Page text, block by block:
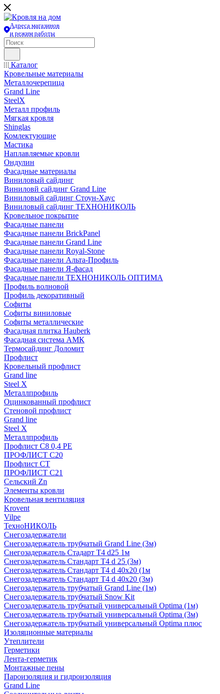
Адреса магазинов
и режим работы
Каталог
Кровельные материалы
Металлочерепица
Grand Line
SteelX
Металл профиль
Мягкая кровля
Shinglas
Комлектующие
Мастика
Наплавляемые кровли
Ондулин
Фасадные материалы
Виниловый сайдинг
Виниловй сайдинг Grand Line
Виниловый сайдинг Стоун-Хаус
Виниловый сайдинг ТЕХНОНИКОЛЬ
Кровельное покрытие
Фасадные панели
Фасадные панели BrickPanel
Фасадные панели Grand Line
Фасадные панели Royal-Stone
Фасадные панели Альта-Профиль
Фасадные панели Я-фасад
Фасадные панели ТЕХНОНИКОЛЬ ОПТИМА
Профиль волновой
Профиль декоративный
Софиты
Софиты виниловые
Софиты металлические
Фасадная плитка Hauberk
Фасадная система АМК
Термосайдинг Доломит
Профлист
Кровельный профлист
Grand line
Steel X
Металлпрофиль
Оцинкованный профлист
Стеновой профлист
Grand line
Steel X
Металлпрофиль
Профлист С8 0,4 РЕ
ПРОФЛИСТ С20
Профлист СТ
ПРОФЛИСТ С21
Сельский Zn
Элементы кровли
Кровельная вентиляция
Krovent
Vilpe
ТехноНИКОЛЬ
Снегозадержатели
Снегозадержатель трубчатый Grand Line (3м)
Снегозадержатель Стадарт Т4 d25 1м
Снегозадержатель Стандарт Т4 d 25 (3м)
Снегозадержатель Стандарт Т4 d 40х20 (1м
Снегозадержатель Стандарт Т4 d 40х20 (3м)
Снегозадержатель трубчатый Grand Line (1м)
Снегозадержатель трубчатый Snow Kit
Снегозадержатель трубчатый универсальный Optima (1м)
Снегозадержатель трубчатый универсальный Optima (3м)
Снегозадержатель трубчатый универсальный Optima плюс
Изоляционные материалы
Утеплители
Герметики
Лента-герметик
Монтажные пены
Пароизоляция и гидроизоляция
Grand Line